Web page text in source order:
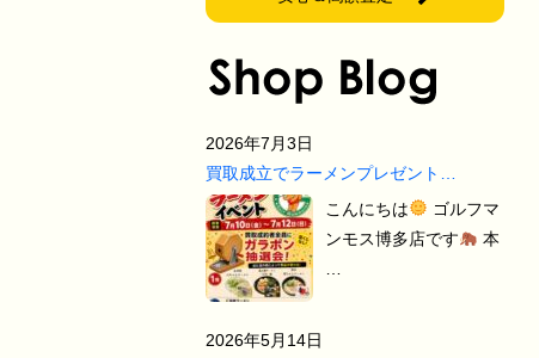
2026年7月3日
買取成立でラーメンプレゼント…
こんにちは
ゴルフマ
ンモス博多店です
本
2026年5月14日